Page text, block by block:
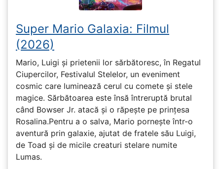
Super Mario Galaxia: Filmul
(2026)
Mario, Luigi și prietenii lor sărbătoresc, în Regatul
Ciupercilor, Festivalul Stelelor, un eveniment
cosmic care luminează cerul cu comete și stele
magice. Sărbătoarea este însă întreruptă brutal
când Bowser Jr. atacă și o răpește pe prinţesa
Rosalina.Pentru a o salva, Mario pornește într-o
aventură prin galaxie, ajutat de fratele său Luigi,
de Toad și de micile creaturi stelare numite
Lumas.